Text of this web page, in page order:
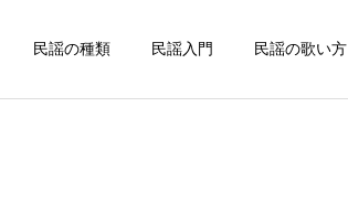
民謡の種類 民謡入門 民謡の歌い方